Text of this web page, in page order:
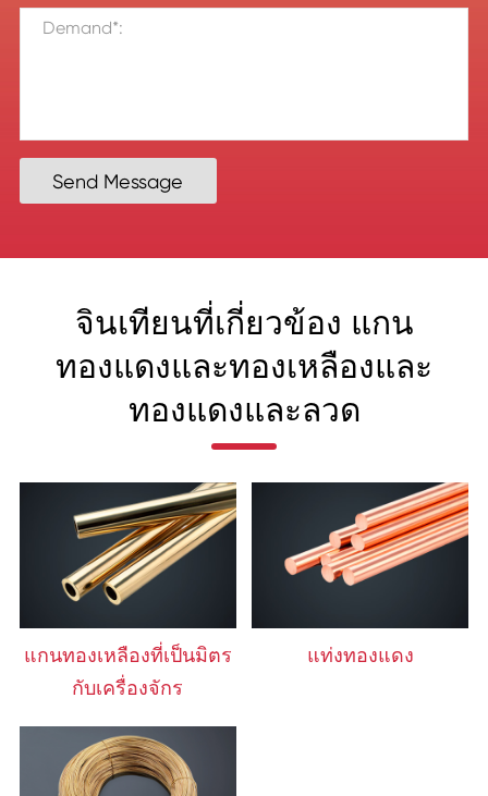
Send Message
จินเทียนที่เกี่ยวข้อง แกน
ทองแดงและทองเหลืองและ
ทองแดงและลวด
แกนทองเหลืองที่เป็นมิตร
กับเครื่องจักร
แท่งทองแดง